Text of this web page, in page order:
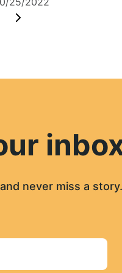
never miss a story.